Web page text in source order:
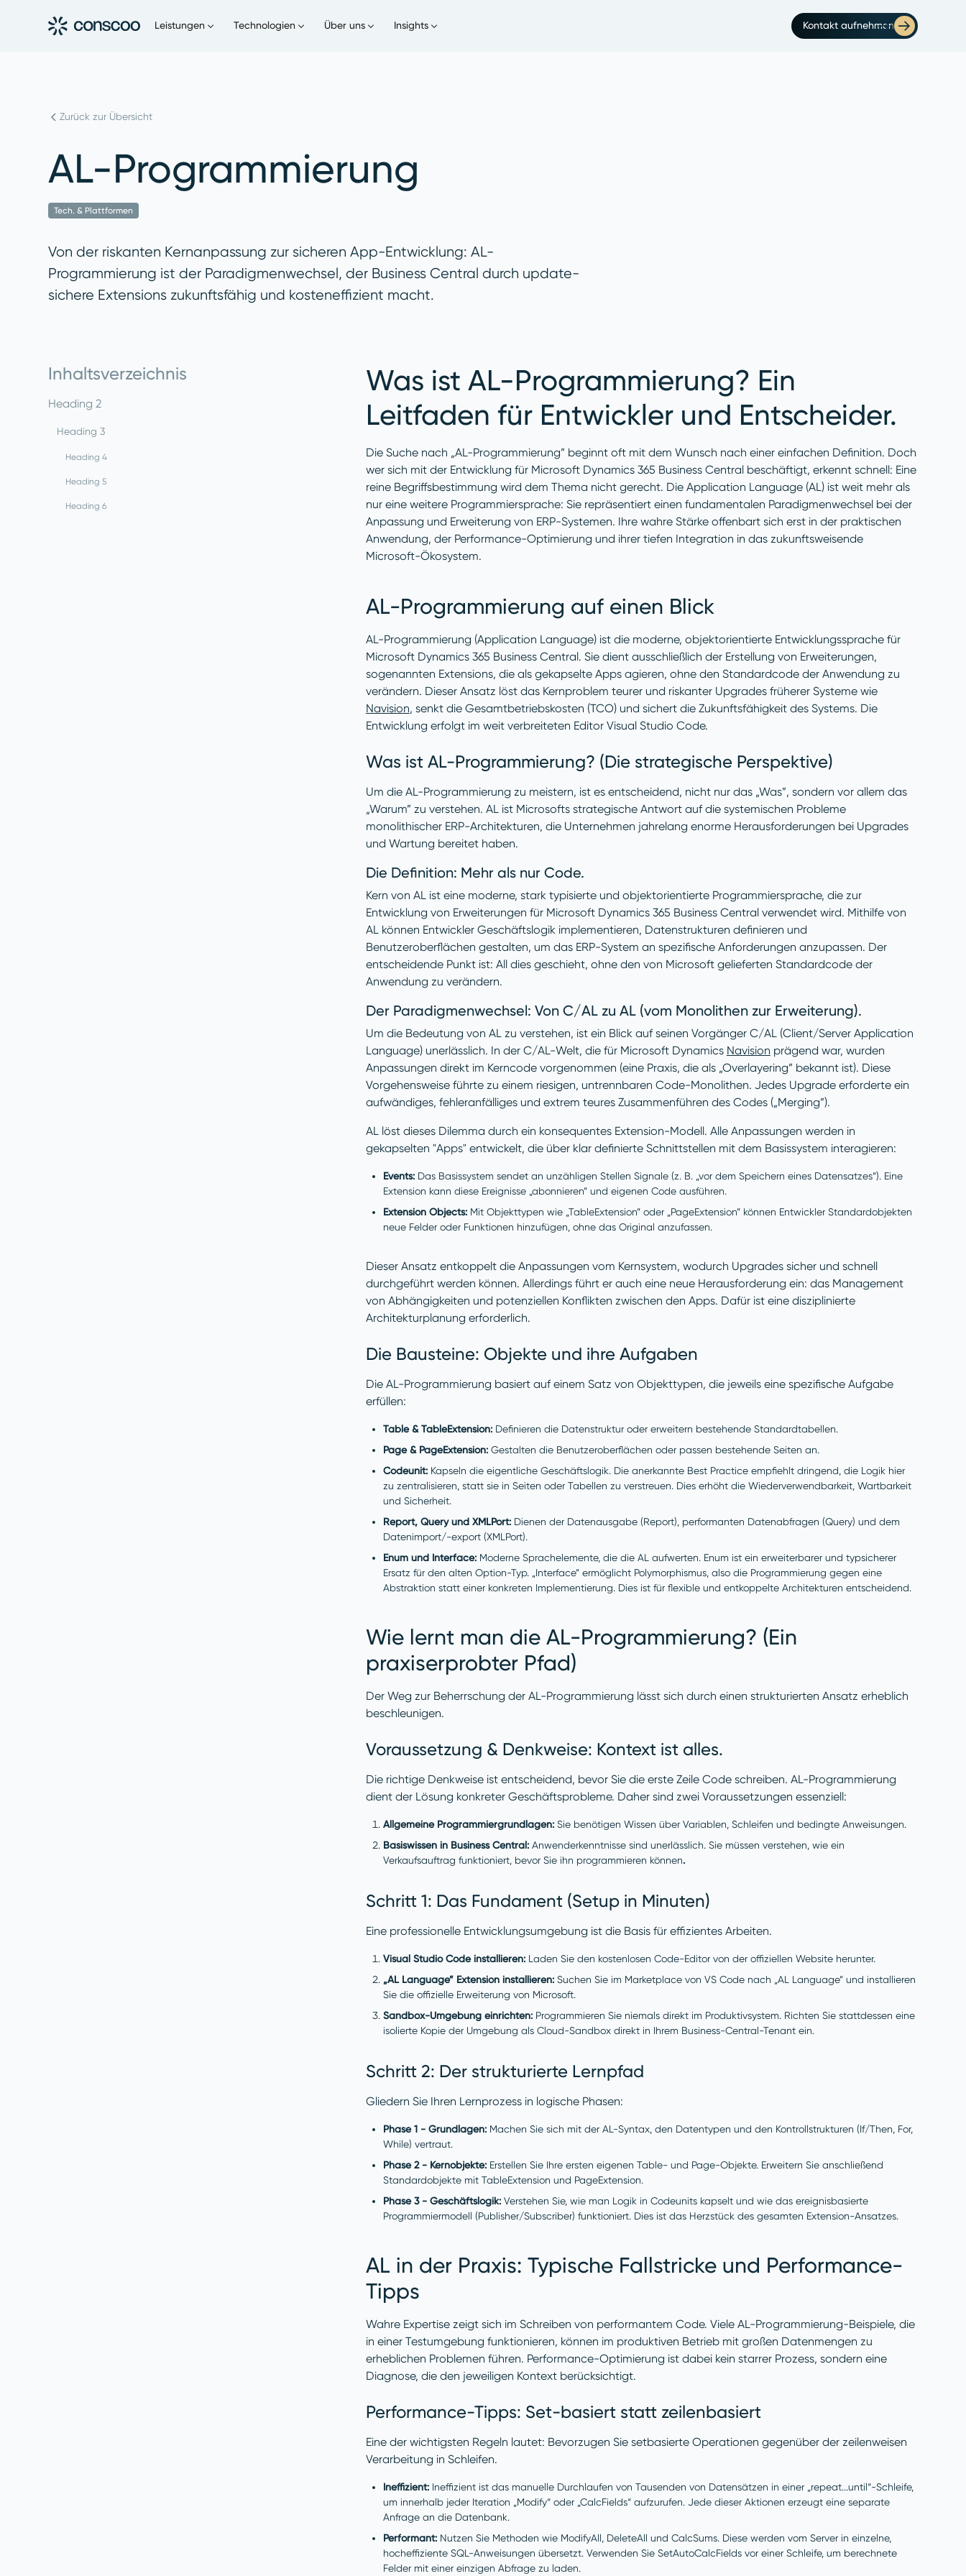
Leistungen Technologien Über uns Insights Kontakt aufnehmen
Zurück zur Übersicht
AL-Programmierung
Tech. & Plattformen
Von der riskanten Kernanpassung zur sicheren App-Entwicklung: AL-
Programmierung ist der Paradigmenwechsel, der Business Central durch update-
sichere Extensions zukunftsfähig und kosteneffizient macht.
Inhaltsverzeichnis
Heading 2
Heading 3
Heading 4
Heading 5
Heading 6
Was ist AL-Programmierung? Ein
Leitfaden für Entwickler und Entscheider.
Die Suche nach „AL-Programmierung” beginnt oft mit dem Wunsch nach einer einfachen Definition. Doch
wer sich mit der Entwicklung für Microsoft Dynamics 365 Business Central beschäftigt, erkennt schnell: Eine
reine Begriffsbestimmung wird dem Thema nicht gerecht. Die Application Language (AL) ist weit mehr als
nur eine weitere Programmiersprache: Sie repräsentiert einen fundamentalen Paradigmenwechsel bei der
Anpassung und Erweiterung von ERP-Systemen. Ihre wahre Stärke offenbart sich erst in der praktischen
Anwendung, der Performance-Optimierung und ihrer tiefen Integration in das zukunftsweisende
Microsoft-Ökosystem.
AL-Programmierung auf einen Blick
AL-Programmierung (Application Language) ist die moderne, objektorientierte Entwicklungssprache für
Microsoft Dynamics 365 Business Central. Sie dient ausschließlich der Erstellung von Erweiterungen,
sogenannten Extensions, die als gekapselte Apps agieren, ohne den Standardcode der Anwendung zu
verändern. Dieser Ansatz löst das Kernproblem teurer und riskanter Upgrades früherer Systeme wie
Navision, senkt die Gesamtbetriebskosten (TCO) und sichert die Zukunftsfähigkeit des Systems. Die
Entwicklung erfolgt im weit verbreiteten Editor Visual Studio Code.
Was ist AL-Programmierung? (Die strategische Perspektive)
Um die AL-Programmierung zu meistern, ist es entscheidend, nicht nur das „Was”, sondern vor allem das
„Warum” zu verstehen. AL ist Microsofts strategische Antwort auf die systemischen Probleme
monolithischer ERP-Architekturen, die Unternehmen jahrelang enorme Herausforderungen bei Upgrades
und Wartung bereitet haben.
Die Definition: Mehr als nur Code.
Kern von AL ist eine moderne, stark typisierte und objektorientierte Programmiersprache, die zur
Entwicklung von Erweiterungen für Microsoft Dynamics 365 Business Central verwendet wird. Mithilfe von
AL können Entwickler Geschäftslogik implementieren, Datenstrukturen definieren und
Benutzeroberflächen gestalten, um das ERP-System an spezifische Anforderungen anzupassen. Der
entscheidende Punkt ist: All dies geschieht, ohne den von Microsoft gelieferten Standardcode der
Anwendung zu verändern.
Der Paradigmenwechsel: Von C/AL zu AL (vom Monolithen zur Erweiterung).
Um die Bedeutung von AL zu verstehen, ist ein Blick auf seinen Vorgänger C/AL (Client/Server Application
Language) unerlässlich. In der C/AL-Welt, die für Microsoft Dynamics Navision prägend war, wurden
Anpassungen direkt im Kerncode vorgenommen (eine Praxis, die als „Overlayering” bekannt ist). Diese
Vorgehensweise führte zu einem riesigen, untrennbaren Code-Monolithen. Jedes Upgrade erforderte ein
aufwändiges, fehleranfälliges und extrem teures Zusammenführen des Codes („Merging”).
AL löst dieses Dilemma durch ein konsequentes Extension-Modell. Alle Anpassungen werden in
gekapselten "Apps" entwickelt, die über klar definierte Schnittstellen mit dem Basissystem interagieren:
Events: Das Basissystem sendet an unzähligen Stellen Signale (z. B. „vor dem Speichern eines Datensatzes”). Eine
Extension kann diese Ereignisse „abonnieren” und eigenen Code ausführen.
Extension Objects:Mit Objekttypen wie „TableExtension” oder „PageExtension” können Entwickler Standardobjekten
neue Felder oder Funktionen hinzufügen, ohne das Original anzufassen.
Dieser Ansatz entkoppelt die Anpassungen vom Kernsystem, wodurch Upgrades sicher und schnell
durchgeführt werden können. Allerdings führt er auch eine neue Herausforderung ein: das Management
von Abhängigkeiten und potenziellen Konflikten zwischen den Apps. Dafür ist eine disziplinierte
Architekturplanung erforderlich.
Die Bausteine: Objekte und ihre Aufgaben
Die AL-Programmierung basiert auf einem Satz von Objekttypen, die jeweils eine spezifische Aufgabe
erfüllen:
Table & TableExtension: Definieren die Datenstruktur oder erweitern bestehende Standardtabellen.
Page & PageExtension:Gestalten die Benutzeroberflächen oder passen bestehende Seiten an.
Codeunit:Kapseln die eigentliche Geschäftslogik. Die anerkannte Best Practice empfiehlt dringend, die Logik hier
zu zentralisieren, statt sie in Seiten oder Tabellen zu verstreuen. Dies erhöht die Wiederverwendbarkeit, Wartbarkeit
und Sicherheit.
Report, Query und XMLPort:Dienen der Datenausgabe (Report), performanten Datenabfragen (Query) und dem
Datenimport/-export (XMLPort).
Enum und Interface:Moderne Sprachelemente, die die AL aufwerten. Enum ist ein erweiterbarer und typsicherer
Ersatz für den alten Option-Typ. „Interface” ermöglicht Polymorphismus, also die Programmierung gegen eine
Abstraktion statt einer konkreten Implementierung. Dies ist für flexible und entkoppelte Architekturen entscheidend.
Wie lernt man die AL-Programmierung? (Ein
praxiserprobter Pfad)
Der Weg zur Beherrschung der AL-Programmierung lässt sich durch einen strukturierten Ansatz erheblich
beschleunigen.
Voraussetzung & Denkweise: Kontext ist alles.
Die richtige Denkweise ist entscheidend, bevor Sie die erste Zeile Code schreiben. AL-Programmierung
dient der Lösung konkreter Geschäftsprobleme. Daher sind zwei Voraussetzungen essenziell:
Allgemeine Programmiergrundlagen:Sie benötigen Wissen über Variablen, Schleifen und bedingte Anweisungen.
Basiswissen in Business Central:Anwenderkenntnisse sind unerlässlich. Sie müssen verstehen, wie ein
Verkaufsauftrag funktioniert, bevor Sie ihn programmieren können.
Schritt 1: Das Fundament (Setup in Minuten)
Eine professionelle Entwicklungsumgebung ist die Basis für effizientes Arbeiten.
Visual Studio Code installieren:Laden Sie den kostenlosen Code-Editor von der offiziellen Website herunter.
„AL Language” Extension installieren:Suchen Sie im Marketplace von VS Code nach „AL Language” und installieren
Sie die offizielle Erweiterung von Microsoft.
Sandbox-Umgebung einrichten:Programmieren Sie niemals direkt im Produktivsystem. Richten Sie stattdessen eine
isolierte Kopie der Umgebung als Cloud-Sandbox direkt in Ihrem Business-Central-Tenant ein.
Schritt 2: Der strukturierte Lernpfad
Gliedern Sie Ihren Lernprozess in logische Phasen:
Phase 1 - Grundlagen:Machen Sie sich mit der AL-Syntax, den Datentypen und den Kontrollstrukturen (If/Then, For,
While) vertraut.
Phase 2 - Kernobjekte:Erstellen Sie Ihre ersten eigenen Table- und Page-Objekte. Erweitern Sie anschließend
Standardobjekte mit TableExtension und PageExtension.
Phase 3 - Geschäftslogik:Verstehen Sie, wie man Logik in Codeunits kapselt und wie das ereignisbasierte
Programmiermodell (Publisher/Subscriber) funktioniert. Dies ist das Herzstück des gesamten Extension-Ansatzes.
AL in der Praxis: Typische Fallstricke und Performance-
Tipps
Wahre Expertise zeigt sich im Schreiben von performantem Code. Viele AL-Programmierung-Beispiele, die
in einer Testumgebung funktionieren, können im produktiven Betrieb mit großen Datenmengen zu
erheblichen Problemen führen. Performance-Optimierung ist dabei kein starrer Prozess, sondern eine
Diagnose, die den jeweiligen Kontext berücksichtigt.
Performance-Tipps: Set-basiert statt zeilenbasiert
Eine der wichtigsten Regeln lautet: Bevorzugen Sie setbasierte Operationen gegenüber der zeilenweisen
Verarbeitung in Schleifen.
Ineffizient:Ineffizient ist das manuelle Durchlaufen von Tausenden von Datensätzen in einer „repeat...until“-Schleife,
um innerhalb jeder Iteration „Modify“ oder „CalcFields“ aufzurufen. Jede dieser Aktionen erzeugt eine separate
Anfrage an die Datenbank.
Performant:Nutzen Sie Methoden wie ModifyAll, DeleteAll und CalcSums. Diese werden vom Server in einzelne,
hocheffiziente SQL-Anweisungen übersetzt. Verwenden Sie SetAutoCalcFields vor einer Schleife, um berechnete
Felder mit einer einzigen Abfrage zu laden.